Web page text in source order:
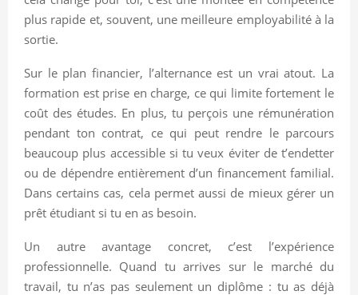
plus rapide et, souvent, une meilleure employabilité à la
sortie.
Sur le plan financier, l’alternance est un vrai atout. La
formation est prise en charge, ce qui limite fortement le
coût des études. En plus, tu perçois une rémunération
pendant ton contrat, ce qui peut rendre le parcours
beaucoup plus accessible si tu veux éviter de t’endetter
ou de dépendre entièrement d’un financement familial.
Dans certains cas, cela permet aussi de mieux gérer un
prêt étudiant si tu en as besoin.
Un autre avantage concret, c’est l’expérience
professionnelle. Quand tu arrives sur le marché du
travail, tu n’as pas seulement un diplôme : tu as déjà